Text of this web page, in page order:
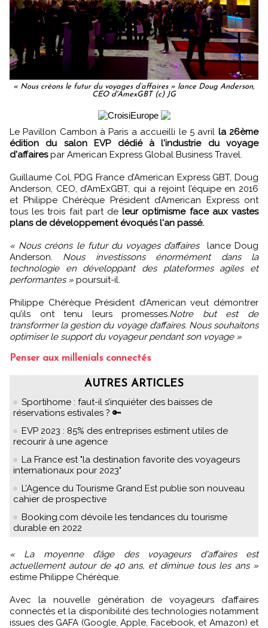
« Nous créons le futur du voyages d’affaires » lance Doug Anderson,
CEO d'AmexGBT (c) JG
Le Pavillon Cambon à Paris a accueilli le 5 avril la 26ème
édition du salon EVP dédié à l'industrie du voyage
d'affairespar American Express Global Business Travel.
Guillaume Col, PDG France d’American Express GBT, Doug
Anderson, CEO, d’AmExGBT, qui a rejoint l’équipe en 2016
et Philippe Chérèque Président d’American Express ont
tous les trois fait part de leur optimisme face aux vastes
plans de développement évoqués l'an passé.
« Nous créons le futur du voyages d’affaires
lance Doug
Anderson. Nous investissons énormément dans la
technologie en développant des plateformes agiles et
performantes » poursuit-il.
Philippe Chérèque Président d’American veut démontrer
qu’ils ont tenu leurs promesses. Notre but est de
transformer la gestion du voyage d’affaires. Nous souhaitons
optimiser le support du voyageur pendant son voyage »
Penser aux millenials connectés
AUTRES ARTICLES
Sportihome : faut-il s’inquiéter des baisses de
réservations estivales ? 🔑
EVP 2023 : 85% des entreprises estiment utiles de
recourir à une agence
La France est "la destination favorite des voyageurs
internationaux pour 2023"
L’Agence du Tourisme Grand Est publie son nouveau
cahier de prospective
Booking.com dévoile les tendances du tourisme
durable en 2022
« La moyenne d’âge des voyageurs d'affaires est
actuellement autour de 40 ans, et diminue tous les ans »
estime Philippe Chérèque.
Avec la nouvelle génération de voyageurs d’affaires
connectés et la disponibilité des technologies notamment
issues des GAFA (Google, Apple, Facebook, et Amazon) et